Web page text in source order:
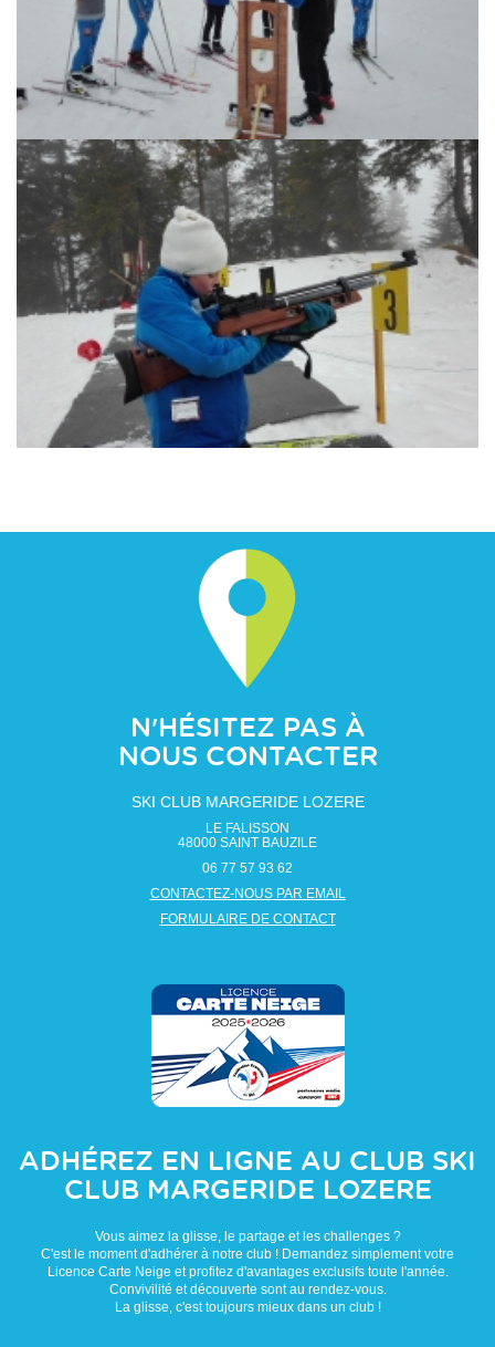
N'HÉSITEZ PAS À
NOUS CONTACTER
SKI CLUB MARGERIDE LOZERE
LE FALISSON
48000 SAINT BAUZILE
06 77 57 93 62
CONTACTEZ-NOUS PAR EMAIL
FORMULAIRE DE CONTACT
ADHÉREZ EN LIGNE AU CLUB SKI
CLUB MARGERIDE LOZERE
Vous aimez la glisse, le partage et les challenges ?
C'est le moment d'adhérer à notre club ! Demandez simplement votre
Licence Carte Neige et profitez d'avantages exclusifs toute l'année.
Convivilité et découverte sont au rendez-vous.
La glisse, c'est toujours mieux dans un club !